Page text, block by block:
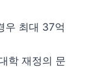
우 최대 37억
학 재정의 문